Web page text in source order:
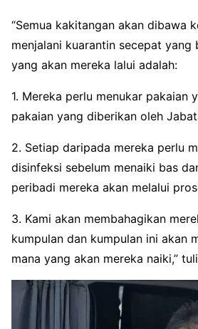
“Semua kakitangan akan dibawa
menjalani kuarantin secepat yang
yang akan mereka lalui adalah:
1. Mereka perlu menukar pakaian
pakaian yang diberikan oleh
2. Setiap daripada mereka perlu
disinfeksi sebelum menaiki bas
peribadi mereka akan melalui
3. Kami akan membahagikan
kumpulan dan kumpulan ini akan
mana yang akan mereka naiki,”